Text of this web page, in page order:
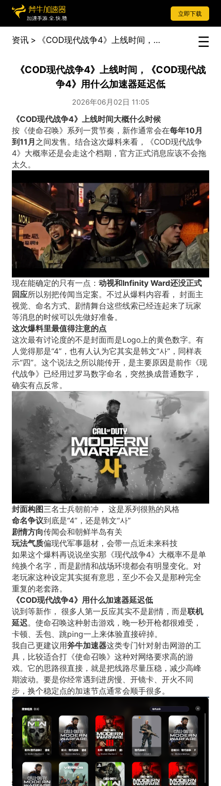
立即下载
资讯 > 《COD现代战争4》上线时间，《COD现代战争4》用什么加速器延迟低
《COD现代战争4》上线时间，《COD现代战
争4》用什么加速器延迟低
2026年06月02日 11:05
《COD现代战争4》上线时间大概什么时候
按《使命召唤》系列一贯节奏，新作通常会在每年10月
到11月 之间发售。结合这次爆料来看，《COD现代战争
4》大概率还是会走这个档期，官方正式消息应该不会拖
太久。
现在能确定的只有一点：动视和Infinity Ward还没正式
回应所以别把传闻当定案。不过从爆料内容看， 封面主
视觉、命名方式、剧情舞台这些线索已经连起来了玩家
等消息的时候可以先做好准备。
这次爆料里最值得注意的点
这次最有讨论度的不是封面而是Logo上的黄色数字。有
人觉得那是“4”，也有人认为它其实是韩文“사”，同样表
示“四”。这个说法之所以能传开，是主要原因是前作《现
代战争》已经用过罗马数字命名，突然换成普通数字，
确实有点反常。
封面构图三名士兵朝前冲， 这是系列很熟的风格
命名争议到底是“4”，还是韩文“사”
剧情方向传闻会和朝鲜半岛有关
玩法气质偏现代军事题材，会带一点近未来科技
如果这个爆料再说说坐实那《现代战争4》大概率不是单
纯换个名字，而是剧情和战场环境都会有明显变化。对
老玩家这种设定其实挺有意思，至少不会又是那种完全
重复的老套路。
《COD现代战争4》用什么加速器延迟低
说到等新作， 很多人第一反应其实不是剧情，而是联机
延迟。使命召唤这种射击游戏，晚一秒开枪都很难受，
卡顿、丢包、跳ping一上来体验直接碎掉。
我自己更建议用斧牛加速器这类专门针对射击网游的工
具，比较适合打《使命召唤》这种对网络要求高的游
戏。它的思路很直接，就是把线路尽量压稳，减少高峰
期波动。要是你经常遇到进房慢、开镜卡、开火不同
步，换个稳定点的加速节点通常会顺手很多。